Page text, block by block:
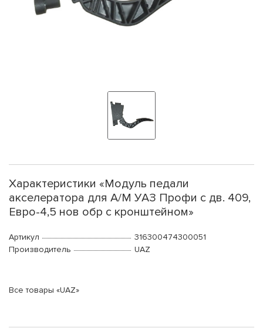
Характеристики «Модуль педали
акселератора для А/М УАЗ Профи с дв. 409,
Евро-4,5 нов обр с кронштейном»
Артикул
316300474300051
Производитель
UAZ
Все товары «UAZ»